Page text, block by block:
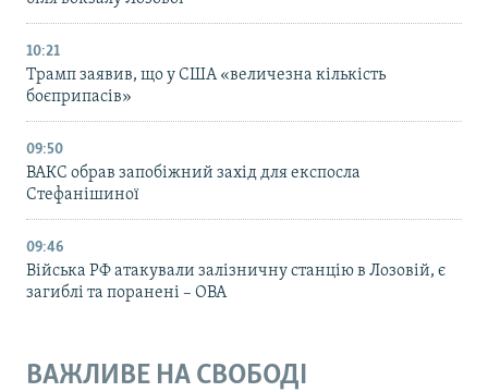
10:21
Трамп заявив, що у США «величезна кількість
боєприпасів»
09:50
ВАКС обрав запобіжний захід для експосла
Стефанішиної
09:46
Війська РФ атакували залізничну станцію в Лозовій, є
загиблі та поранені – ОВА
ВАЖЛИВЕ НА СВОБОДІ